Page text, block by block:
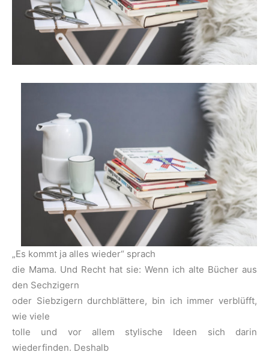
„Es kommt ja alles wieder“ sprach
die Mama. Und Recht hat sie: Wenn ich alte Bücher aus
den Sechzigern
oder Siebzigern durchblättere, bin ich immer verblüfft,
wie viele
tolle und vor allem stylische Ideen sich darin
wiederfinden. Deshalb